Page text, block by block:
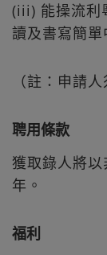
(iii) 能操流利
讀及書寫簡單
（註：申請
聘用條款
獲取錄人將
年。
福利